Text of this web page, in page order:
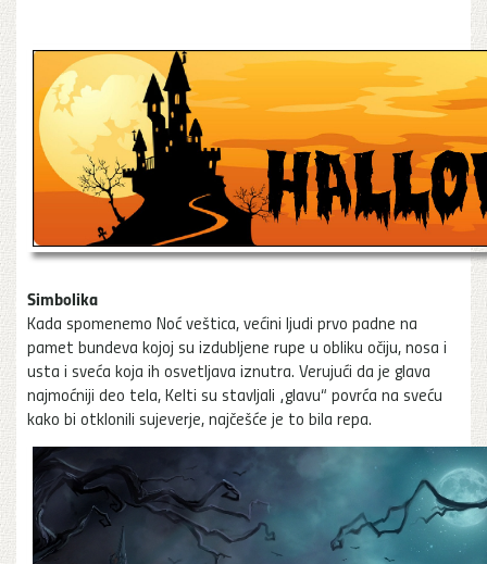
Simbolika
Kada spomenemo Noć veštica, većini ljudi prvo padne na
pamet bundeva kojoj su izdubljene rupe u obliku očiju, nosa i
usta i sveća koja ih osvetljava iznutra. Verujući da je glava
najmoćniji deo tela, Kelti su stavljali „glavu“ povrća na sveću
kako bi otklonili sujeverje, najčešće je to bila repa.